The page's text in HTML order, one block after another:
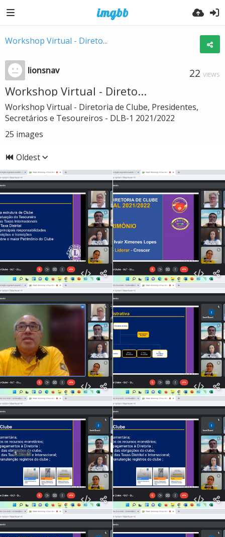
Workshop Virtual - Direto...
lionsnav 22 VIEWS
Workshop Virtual - Direto...
Workshop Virtual - Diretoria de Clube, Presidentes,
Secretários e Tesoureiros - DLB-1 2021/2022
25 images
Oldest